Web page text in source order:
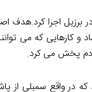
برزیل اجرا
و کارهایی که می
پخش می کرد.
در واقع سمبلی از